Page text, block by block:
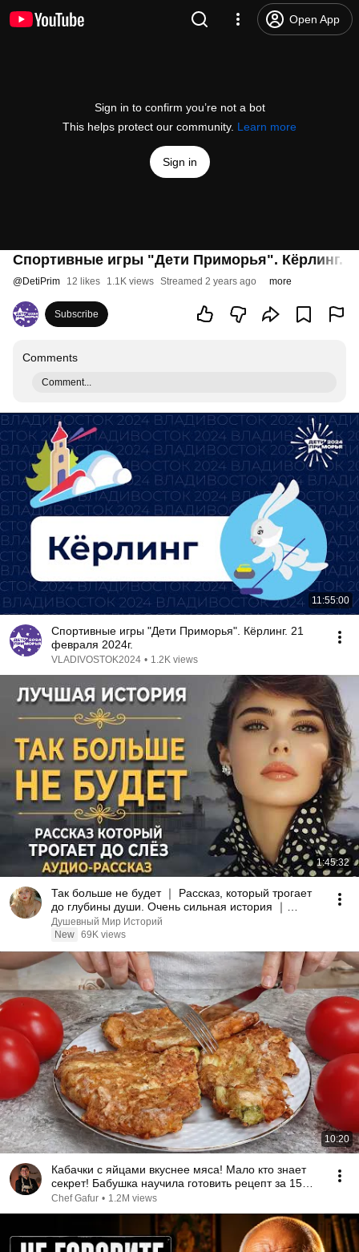
Open App
Sign in to confirm you’re not a bot
This helps protect our community. Learn more
Sign in
Спортивные игры "Дети Приморья". Кёрлинг.
@DetiPrim 12 likes 1.1K views Streamed 2 years ago more
Subscribe
Comments
Comment...
11:55:00
Спортивные игры "Дети Приморья". Кёрлинг. 21
февраля 2024г.
VLADIVOSTOK2024 • 1.2K views
1:45:32
Так больше не будет ｜ Рассказ, который трогает
до глубины души. Очень сильная история ｜
Аудиорассказ
Душевный Мир Историй
New 69K views
10:20
Кабачки с яйцами вкуснее мяса! Мало кто знает
секрет! Бабушка научила готовить рецепт за 15
минут
Chef Gafur • 1.2M views